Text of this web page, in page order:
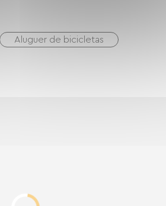
Aluguer de bicicletas